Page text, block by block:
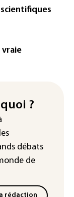
VI"
le
logiciels
et
?
débats
de
rédaction